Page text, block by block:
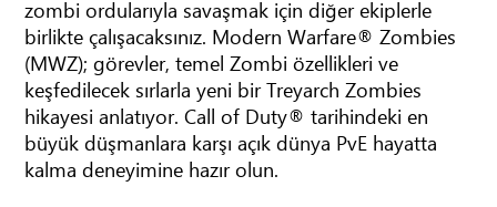
zombi ordularıyla savaşmak için diğer ekiplerle
birlikte çalışacaksınız. Modern Warfare® Zombies
(MWZ); görevler, temel Zombi özellikleri ve
keşfedilecek sırlarla yeni bir Treyarch Zombies
hikayesi anlatıyor. Call of Duty® tarihindeki en
büyük düşmanlara karşı açık dünya PvE hayatta
kalma deneyimine hazır olun.